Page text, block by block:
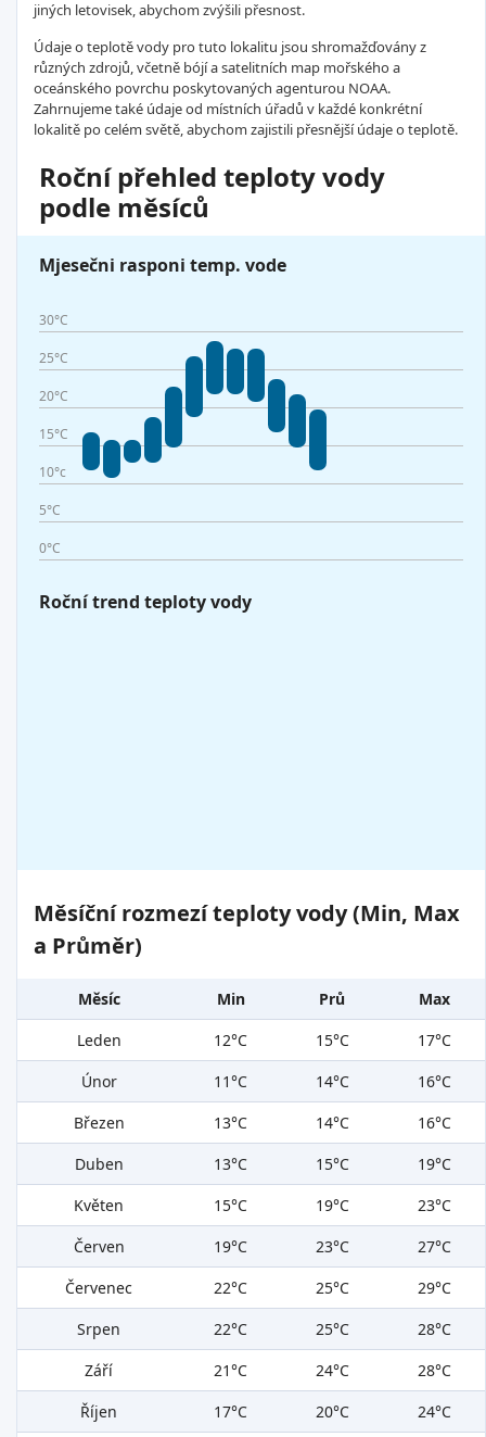
jiných letovisek, abychom zvýšili přesnost.
Údaje o teplotě vody pro tuto lokalitu jsou shromažďovány z
různých zdrojů, včetně bójí a satelitních map mořského a
oceánského povrchu poskytovaných agenturou NOAA.
Zahrnujeme také údaje od místních úřadů v každé konkrétní
lokalitě po celém světě, abychom zajistili přesnější údaje o teplotě.
Roční přehled teploty vody
podle měsíců
Mjesečni rasponi temp. vode
30°C
25°C
20°C
15°C
10°c
5°C
0°C
Roční trend teploty vody
Měsíční rozmezí teploty vody (Min, Max
a Průměr)
Měsíc Min Prů
Max
Leden
12°C 15°C
17°C
Únor
11°C 14°C
16°C
Březen
13°C 14°C
16°C
Duben
13°C 15°C
19°C
Květen
15°C 19°C
23°C
Červen
19°C 23°C
27°C
Červenec
22°C 25°C
29°C
Srpen
22°C 25°C
28°C
Září
21°C 24°C
28°C
Říjen
17°C 20°C
24°C